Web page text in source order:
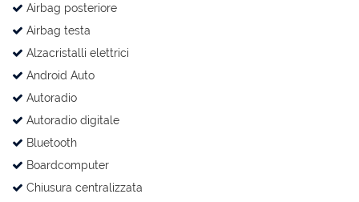
Airbag posteriore
Airbag testa
Alzacristalli elettrici
Android Auto
Autoradio
Autoradio digitale
Bluetooth
Boardcomputer
Chiusura centralizzata